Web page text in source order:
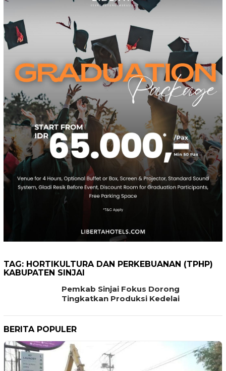
TAG: HORTIKULTURA DAN PERKEBUANAN (TPHP)
KABUPATEN SINJAI
Pemkab Sinjai Fokus Dorong
Tingkatkan Produksi Kedelai
BERITA POPULER